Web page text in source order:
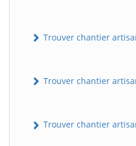
Trouver chantier
Trouver chantier
Trouver chantier